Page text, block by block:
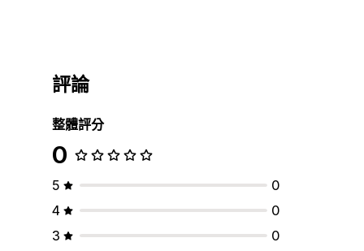
評論
整體評分
0
5
0
4
0
3
0